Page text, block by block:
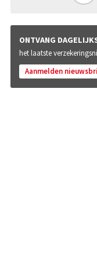
ONTVANG
het laatste
Aanmelden